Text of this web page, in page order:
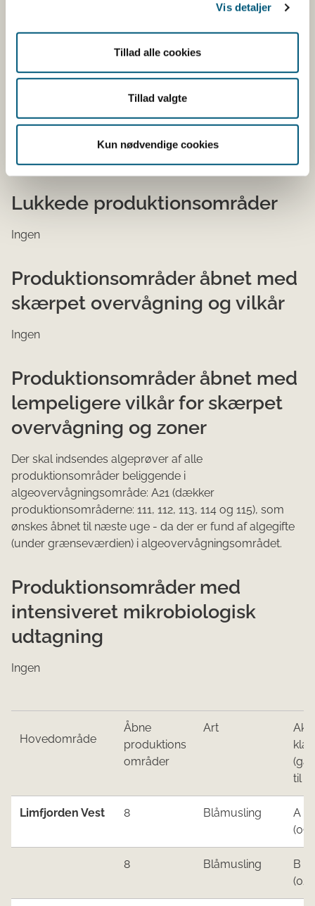
Vis detaljer
Tillad alle cookies
Tillad valgte
Kun nødvendige cookies
Fødevarestyrelsen
Lem Vig (produktionsområde 10) er lukket for alt fiskeri
af muslinger m.m. (herunder østers), idet der er
konstateret norovirus i området. Lukningen
omfatter Lem Vig afgrænset af en linje fra Follerup Odde
med koordinaterne (56o35,330/08o18,373) til Kabbel
Hage med koordinaterne (56o34,654/08
grænsende op mod produktionsområde 1.
Lukkede produktionsområder
Ingen
Produktionsområder åbnet med
skærpet overvågning og vilkår
Ingen
Produktionsområder åbnet med
lempeligere vilkår for skærpet
overvågning og zoner
Der skal indsendes algeprøver af alle
produktionsområder beliggende i
algeovervågningsområde: A21 (dækker
produktionsområderne: 111, 112, 113, 114 og 115), som
ønskes åbnet til næste uge - da der er fund af algegifte
(under grænseværdien) i algeovervågningsområdet.
Produktionsområder med
intensiveret mikrobiologisk
udtagning
Ingen
Hoved​o​​mråde
Åbne​​
produktions​
o​mrå​der
Art
til
Limfjorden Vest​​​ ​8 ​Blåmusling
A
​8 ​Blåmusling
B